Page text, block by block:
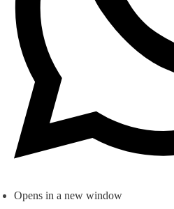
Opens in a new window